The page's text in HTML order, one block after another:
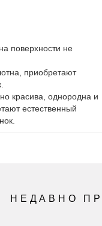
поверхности не
приобретают
красива, однородна и
естественный
НЕДАВНО